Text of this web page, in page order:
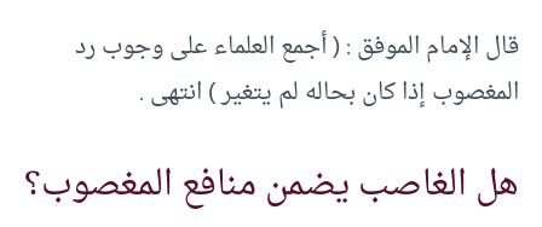
قال الإمام الموفق : ( أجمع العلماء على وجوب رد
المغصوب إذا كان بحاله لم يتغير ) انتهى .
هل الغاصب يضمن منافع المغصوب؟